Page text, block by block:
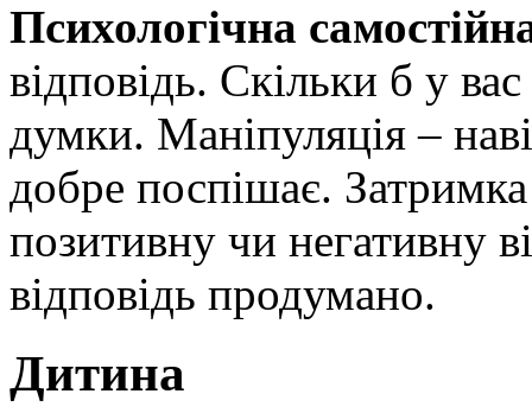
Психологічна
відповідь. Скільки б у
думки. Маніпуляція –
добре поспішає.
позитивну чи негативну
відповідь продумано.
Дитина